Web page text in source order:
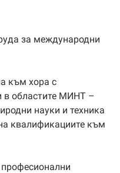
за международни
към хора с
в областите МИНТ –
науки и техника
квалификациите към